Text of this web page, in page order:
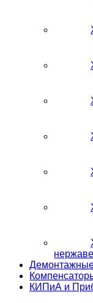
Демонтажные
КИПиА и